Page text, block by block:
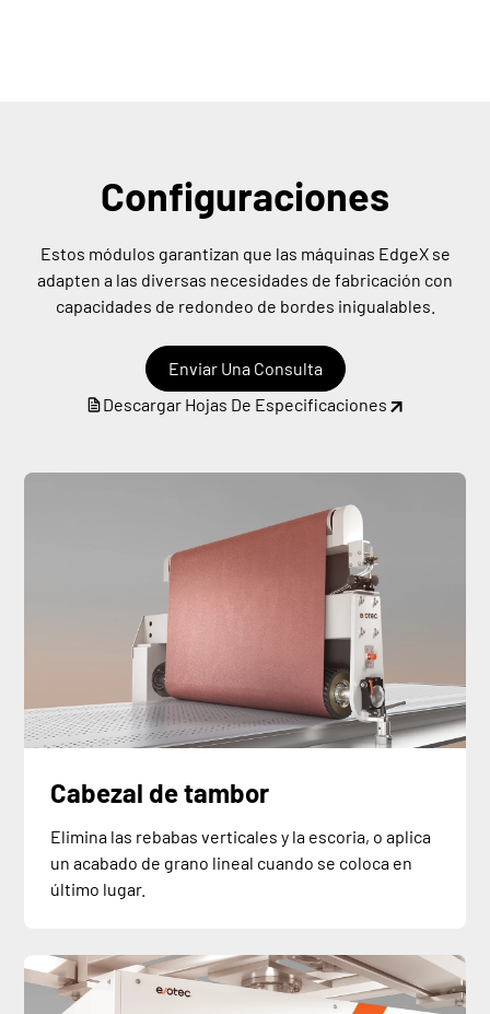
Configuraciones
Estos módulos garantizan que las máquinas EdgeX se
adapten a las diversas necesidades de fabricación con
capacidades de redondeo de bordes inigualables.
Enviar Una Consulta
Descargar Hojas De Especificaciones
Cabezal de tambor
Elimina las rebabas verticales y la escoria, o aplica
un acabado de grano lineal cuando se coloca en
último lugar.